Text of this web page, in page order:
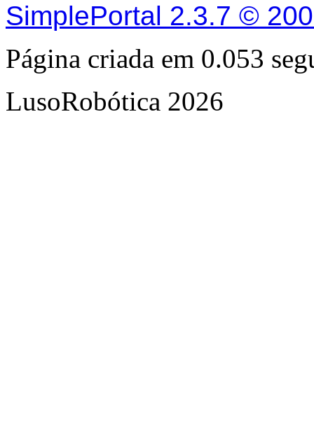
SimplePortal 2.3.7 ©
Página criada em 0.053
LusoRobótica 2026